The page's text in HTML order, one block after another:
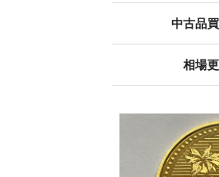
中古品
相場